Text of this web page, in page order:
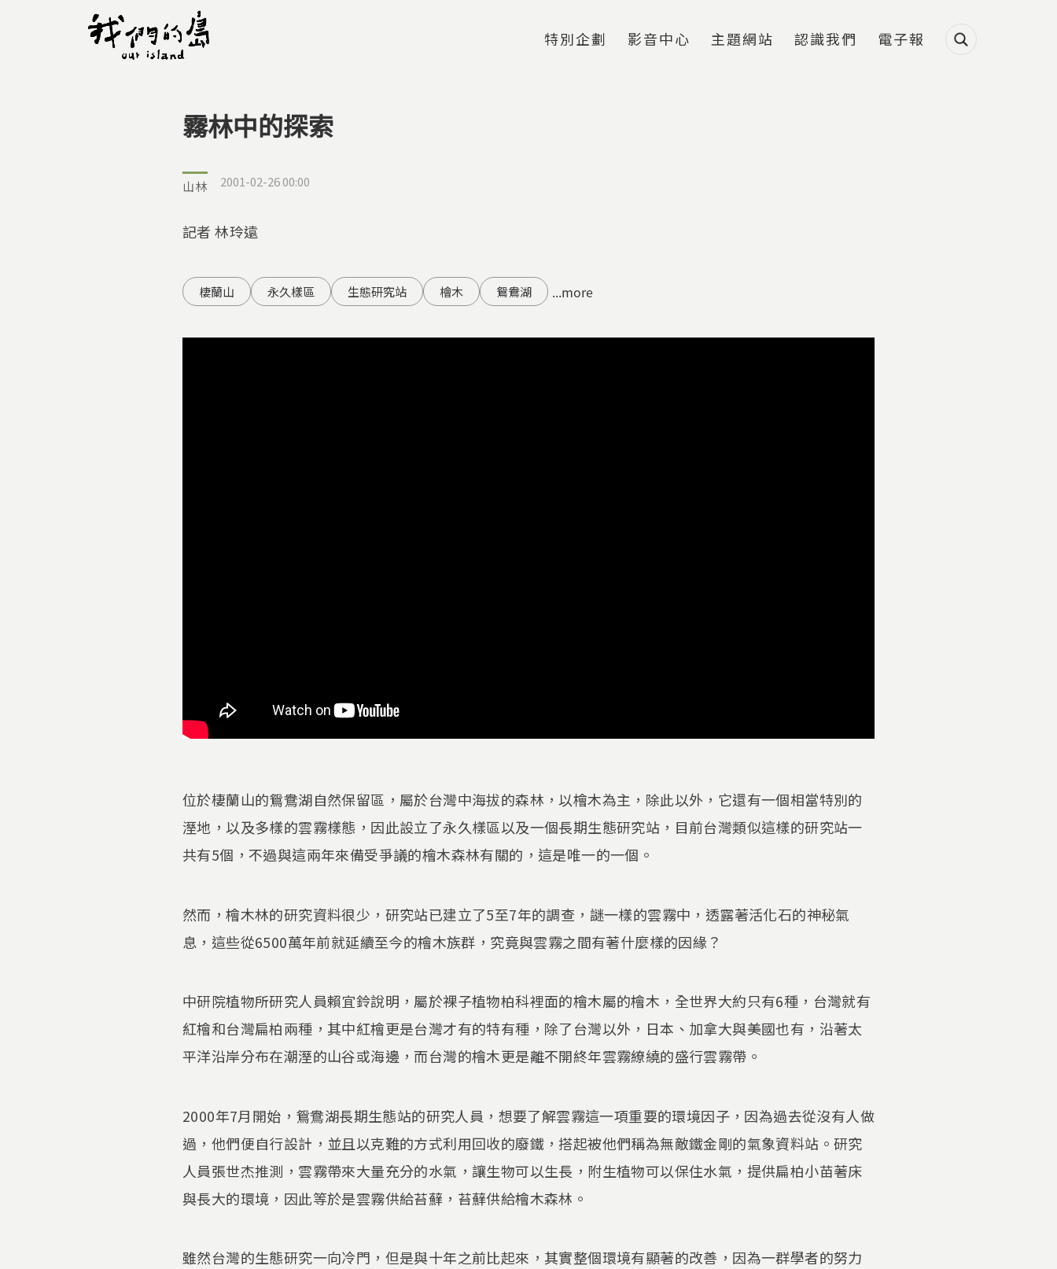
特別企劃 影音中心 主題網站 認識我們 電子報
您在這裡
霧林中的探索
山林 2001-02-26 00:00
記者 林玲遠
棲蘭山 永久樣區 生態研究站 檜木 鴛鴦湖 ...more
位於棲蘭山的鴛鴦湖自然保留區，屬於台灣中海拔的森林，以檜木為主，除此以外，它還有一個相當特別的
溼地，以及多樣的雲霧樣態，因此設立了永久樣區以及一個長期生態研究站，目前台灣類似這樣的研究站一
共有5個，不過與這兩年來備受爭議的檜木森林有關的，這是唯一的一個。
然而，檜木林的研究資料很少，研究站已建立了5至7年的調查，謎一樣的雲霧中，透露著活化石的神秘氣
息，這些從6500萬年前就延續至今的檜木族群，究竟與雲霧之間有著什麼樣的因緣？
中研院植物所研究人員賴宜鈴說明，屬於裸子植物柏科裡面的檜木屬的檜木，全世界大約只有6種，台灣就有
紅檜和台灣扁柏兩種，其中紅檜更是台灣才有的特有種，除了台灣以外，日本、加拿大與美國也有，沿著太
平洋沿岸分布在潮溼的山谷或海邊，而台灣的檜木更是離不開終年雲霧繚繞的盛行雲霧帶。
2000年7月開始，鴛鴦湖長期生態站的研究人員，想要了解雲霧這一項重要的環境因子，因為過去從沒有人做
過，他們便自行設計，並且以克難的方式利用回收的廢鐵，搭起被他們稱為無敵鐵金剛的氣象資料站。研究
人員張世杰推測，雲霧帶來大量充分的水氣，讓生物可以生長，附生植物可以保住水氣，提供扁柏小苗著床
與長大的環境，因此等於是雲霧供給苔蘚，苔蘚供給檜木森林。
雖然台灣的生態研究一向冷門，但是與十年之前比起來，其實整個環境有顯著的改善，因為一群學者的努力